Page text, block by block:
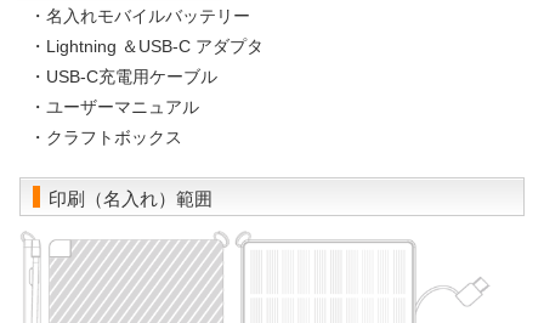
・名入れモバイルバッテリー
・Lightning ＆USB-C アダプタ
・USB-C充電用ケーブル
・ユーザーマニュアル
・クラフトボックス
印刷（名入れ）範囲